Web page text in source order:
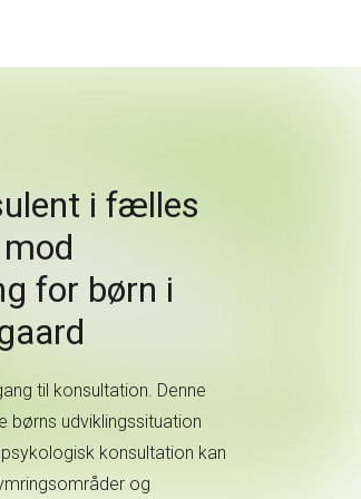
i fælles
for børn i
til konsultation. Denne
børns udviklingssituation
konsultation kan
og